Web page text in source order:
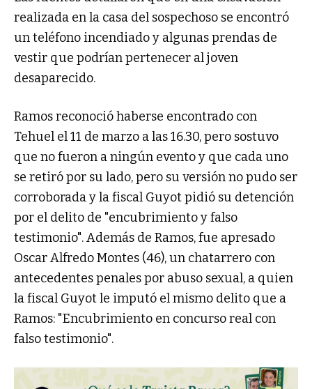
realizada en la casa del sospechoso se encontró
un teléfono incendiado y algunas prendas de
vestir que podrían pertenecer al joven
desaparecido.
Ramos reconoció haberse encontrado con
Tehuel el 11 de marzo a las 16.30, pero sostuvo
que no fueron a ningún evento y que cada uno
se retiró por su lado, pero su versión no pudo ser
corroborada y la fiscal Guyot pidió su detención
por el delito de "encubrimiento y falso
testimonio". Además de Ramos, fue apresado
Oscar Alfredo Montes (46), un chatarrero con
antecedentes penales por abuso sexual, a quien
la fiscal Guyot le imputó el mismo delito que a
Ramos: "Encubrimiento en concurso real con
falso testimonio".